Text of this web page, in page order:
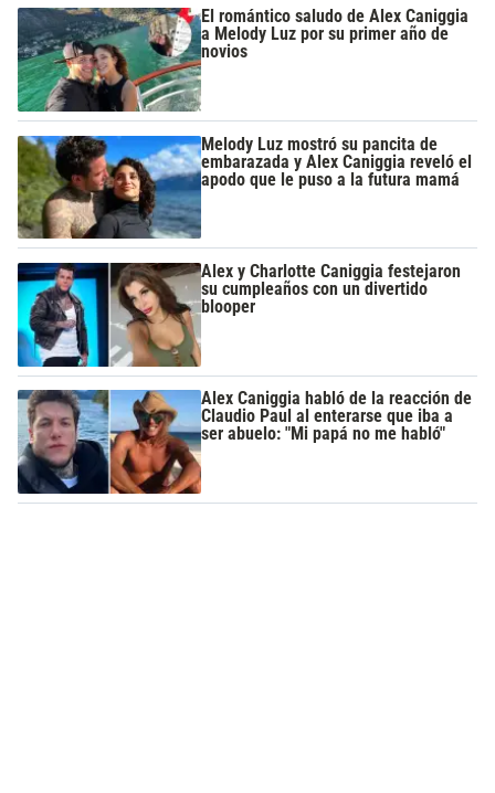
El romántico saludo de Alex Caniggia
a Melody Luz por su primer año de
novios
Melody Luz mostró su pancita de
embarazada y Alex Caniggia reveló el
apodo que le puso a la futura mamá
Alex y Charlotte Caniggia festejaron
su cumpleaños con un divertido
blooper
Alex Caniggia habló de la reacción de
Claudio Paul al enterarse que iba a
ser abuelo: "Mi papá no me habló"